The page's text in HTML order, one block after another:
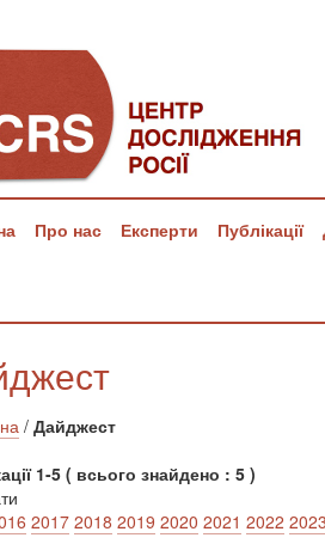
Про нас Експерти Публікації
/ Дайджест
1-5 ( всього знайдено : 5 )
2017 2018 2019 2020 2021 2022